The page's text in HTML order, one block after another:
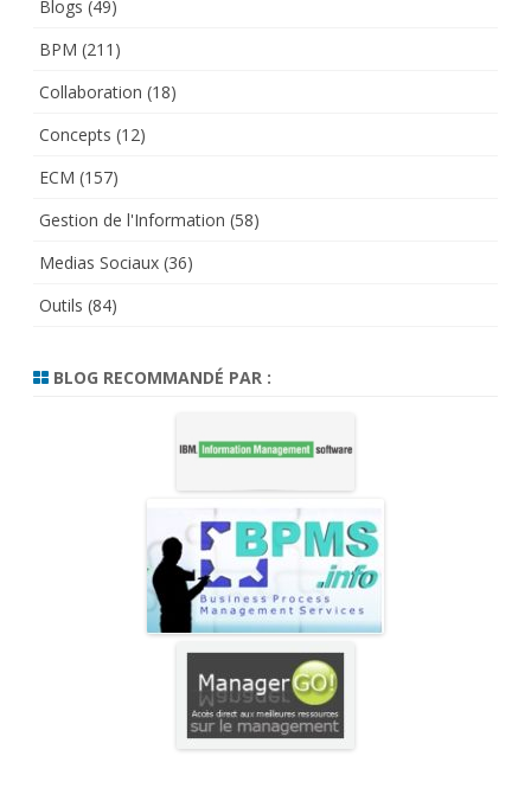
Blogs (49)
BPM (211)
Collaboration (18)
Concepts (12)
ECM (157)
Gestion de l'Information (58)
Medias Sociaux (36)
Outils (84)
BLOG RECOMMANDÉ PAR :